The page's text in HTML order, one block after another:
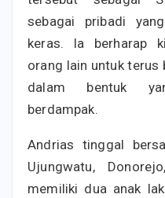
sebagai pribadi
keras. Ia berharap
orang lain untuk terus
dalam bentuk
berdampak.
Andrias tinggal
Ujungwatu,
memiliki dua anak